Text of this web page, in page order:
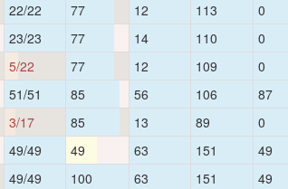
22/22 77 12 113 0
23/23 77 14 110 0
5/22 77 12 109 0
51/51 85 56 106 87
3/17 85 13 89 0
49/49 49 63 151 49
49/49 100 63 151 49